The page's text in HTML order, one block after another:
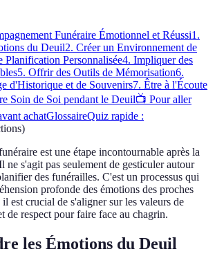
Funéraire Émotionnel et Réussi1.
du Deuil2. Créer un Environnement de
Planification Personnalisée4. Impliquer des
5. Offrir des Outils de Mémorisation6.
d'Historique et de Souvenirs7. Être à l'Écoute
Soin de Soi pendant le Deuil📺 Pour aller
achatGlossaireQuiz rapide :
)
est une étape incontournable après la
ne s'agit pas seulement de gesticuler autour
des funérailles. C'est un processus qui
profonde des émotions des proches
est crucial de s'aligner sur les valeurs de
de respect pour faire face au chagrin.
les Émotions du Deuil